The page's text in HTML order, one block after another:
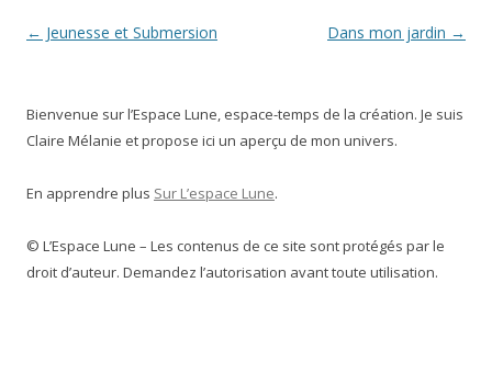
Navigation
← Jeunesse et Submersion Dans mon jardin →
Bienvenue sur l’Espace Lune, espace-temps de la création. Je suis
Claire Mélanie et propose ici un aperçu de mon univers.
En apprendre plus Sur L’espace Lune.
© L’Espace Lune – Les contenus de ce site sont protégés par le
droit d’auteur. Demandez l’autorisation avant toute utilisation.